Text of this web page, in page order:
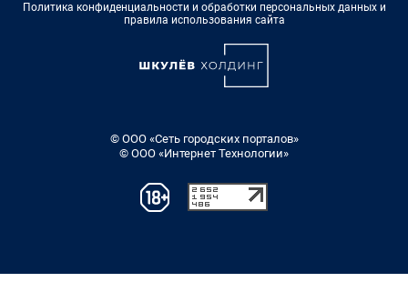
Политика конфиденциальности и обработки персональных данных и
правила использования сайта
© ООО «Сеть городских порталов»
© ООО «Интернет Технологии»